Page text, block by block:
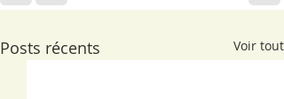
Posts récents Voir tout